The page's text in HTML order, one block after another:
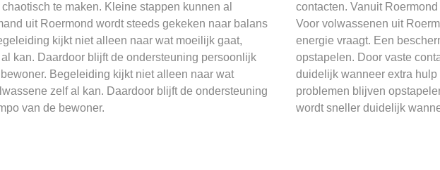
te maken. Kleine stappen kunnen al
uit Roermond wordt steeds gekeken naar balans
kijkt niet alleen naar wat moeilijk gaat,
kan. Daardoor blijft de ondersteuning persoonlijk
Begeleiding kijkt niet alleen naar wat
zelf al kan. Daardoor blijft de ondersteuning
van de bewoner.
contacten. Vanuit
Voor volwassenen uit
energie vraagt. Een
opstapelen. Door vaste
duidelijk wanneer extra
problemen blijven
wordt sneller duidelijk